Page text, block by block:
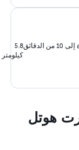
الدقائق
5.8
كيلومتر
هوتل